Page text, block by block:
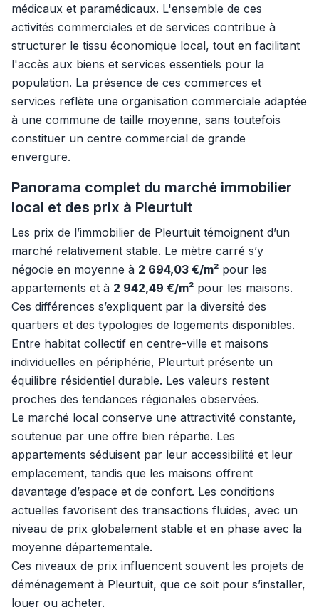
médicaux et paramédicaux. L'ensemble de ces
activités commerciales et de services contribue à
structurer le tissu économique local, tout en facilitant
l'accès aux biens et services essentiels pour la
population. La présence de ces commerces et
services reflète une organisation commerciale adaptée
à une commune de taille moyenne, sans toutefois
constituer un centre commercial de grande
envergure.
Panorama complet du marché immobilier
local et des prix à Pleurtuit
Les prix de l’immobilier de Pleurtuit témoignent d’un
marché relativement stable. Le mètre carré s’y
négocie en moyenne à 2 694,03 €/m² pour les
appartements et à 2 942,49 €/m² pour les maisons.
Ces différences s’expliquent par la diversité des
quartiers et des typologies de logements disponibles.
Entre habitat collectif en centre-ville et maisons
individuelles en périphérie, Pleurtuit présente un
équilibre résidentiel durable. Les valeurs restent
proches des tendances régionales observées.
Le marché local conserve une attractivité constante,
soutenue par une offre bien répartie. Les
appartements séduisent par leur accessibilité et leur
emplacement, tandis que les maisons offrent
davantage d’espace et de confort. Les conditions
actuelles favorisent des transactions fluides, avec un
niveau de prix globalement stable et en phase avec la
moyenne départementale.
Ces niveaux de prix influencent souvent les projets de
déménagement à Pleurtuit, que ce soit pour s’installer,
louer ou acheter.